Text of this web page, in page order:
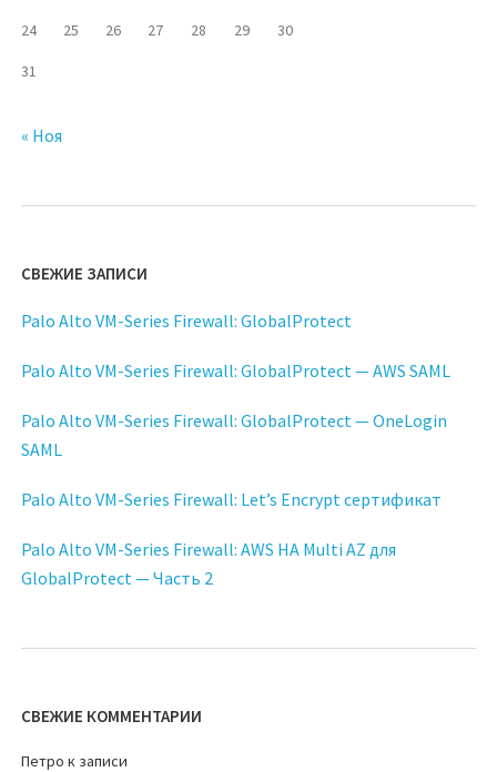
24 25 26 27 28 29 30
31
« Ноя
СВЕЖИЕ ЗАПИСИ
Palo Alto VM-Series Firewall: GlobalProtect
Palo Alto VM-Series Firewall: GlobalProtect — AWS SAML
Palo Alto VM-Series Firewall: GlobalProtect — OneLogin
SAML
Palo Alto VM-Series Firewall: Let’s Encrypt сертификат
Palo Alto VM-Series Firewall: AWS HA Multi AZ для
GlobalProtect — Часть 2
СВЕЖИЕ КОММЕНТАРИИ
Петро к записи